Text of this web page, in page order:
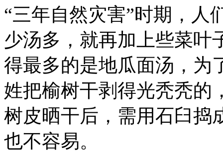
“三年自然灾害”时期，人
少汤多，就再加上些菜叶
得最多的是地瓜面汤，为
姓把榆树干剥得光秃秃的
树皮晒干后，需用石臼捣
也不容易。